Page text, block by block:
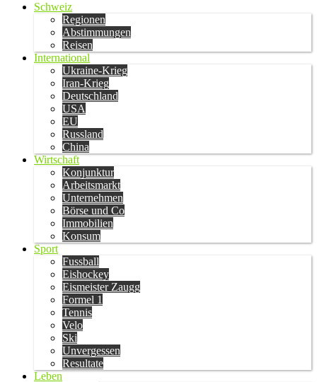
Schweiz
Regionen
Abstimmungen
Reisen
International
Ukraine-Krieg
Iran-Krieg
Deutschland
USA
EU
Russland
China
Wirtschaft
Konjunktur
Arbeitsmarkt
Unternehmen
Börse und Co
Immobilien
Konsum
Sport
Fussball
Eishockey
Eismeister Zaugg
Formel 1
Tennis
Velo
Ski
Unvergessen
Resultate
Leben